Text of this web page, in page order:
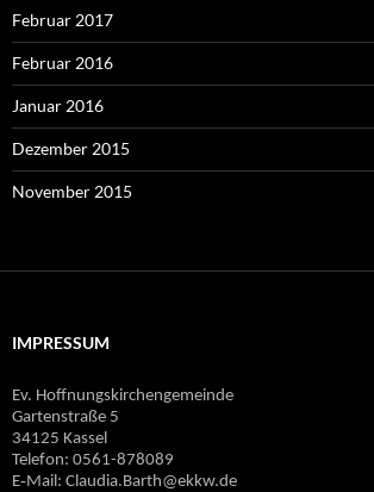
Februar 2017
Februar 2016
Januar 2016
Dezember 2015
November 2015
IMPRESSUM
Ev. Hoffnungskirchengemeinde
Gartenstraße 5
34125 Kassel
Telefon: 0561-878089
E‐Mail: Claudia.Barth@ekkw.de